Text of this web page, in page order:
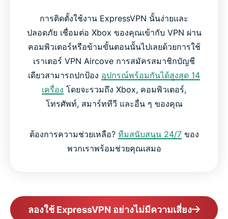
การติดตั้งใช้งาน ExpressVPN นั้นง่ายและ
ปลอดภัย เชื่อมต่อ Xbox ของคุณเข้ากับ VPN ผ่าน
คอมพิวเตอร์หรือข้ามขั้นตอนนั้นไปเลยด้วยการใช้
เราเตอร์ VPN Aircove การสมัครสมาชิกบัญชี
เดียวสามารถปกป้อง อุปกรณ์พร้อมกันได้สูงสุด 14
เครื่อง โดยจะรวมถึง Xbox, คอมพิวเตอร์,
โทรศัพท์, สมาร์ททีวี และอื่น ๆ ของคุณ
ต้องการความช่วยเหลือ? ทีมสนับสนุน 24/7ของ
พวกเราพร้อมช่วยคุณเสมอ
ลองใช้ ExpressVPN อย่างไม่มีความเสี่ยง